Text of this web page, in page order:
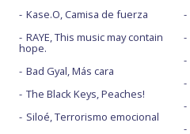
Kase.O, Camisa de fuerza
RAYE, This music may contain
hope.
Bad Gyal, Más cara
The Black Keys, Peaches!
Siloé, Terrorismo emocional